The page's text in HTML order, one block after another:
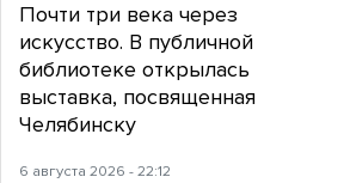
Почти три века через
искусство. В публичной
библиотеке открылась
выставка, посвященная
Челябинску
6 августа 2026 - 22:12